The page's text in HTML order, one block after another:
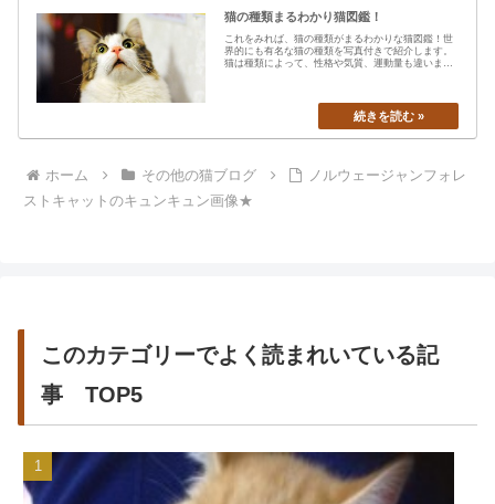
猫の種類まるわかり猫図鑑！
これをみれば、猫の種類がまるわかりな猫図鑑！世
界的にも有名な猫の種類を写真付きで紹介します。
猫は種類によって、性格や気質、運動量も違います
ホーム その他の猫ブログ
ノルウェージャンフォレ
ストキャットのキュンキュン画像★
このカテゴリーでよく読まれいている記
事 TOP5